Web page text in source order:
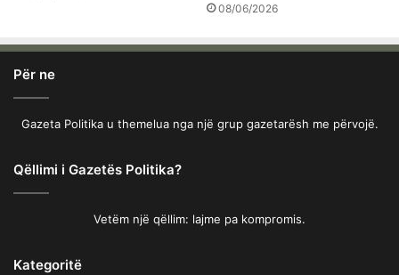
08/06/2026
Për ne
Gazeta Politika u themelua nga një grup gazetarësh me përvojë.
Qëllimi i Gazetës Politika?
Vetëm një qëllim: lajme pa kompromis.
Kategoritë